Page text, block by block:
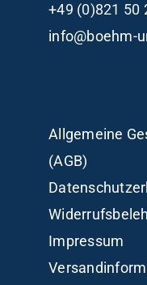
+49 (0)821 50
info@boehm-
Allgemeine
(AGB)
Impressum